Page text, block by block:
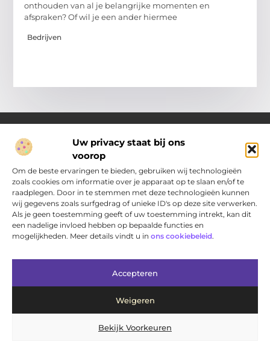
Uw privacy staat bij ons
voorop
Om de beste ervaringen te bieden, gebruiken wij technologieën
zoals cookies om informatie over je apparaat op te slaan en/of te
raadplegen. Door in te stemmen met deze technologieën kunnen
wij gegevens zoals surfgedrag of unieke ID's op deze site verwerken.
Als je geen toestemming geeft of uw toestemming intrekt, kan dit
een nadelige invloed hebben op bepaalde functies en
mogelijkheden. Meer details vindt u in ons cookiebeleid.
Accepteren
Weigeren
Bekijk Voorkeuren
onthouden van al je belangrijke momenten en
afspraken? Of wil je een ander hiermee
Bedrijven
Over Pakhuisdelft.nl
Jouw bron voor dagelijkse inspiratie en praktische ideeën
Bij PakhuisDelft.nl vind je een gevarieerd aanbod aan artikelen
en blogs die je helpen om jouw dag nét wat leuker, slimmer en
eenvoudiger te maken.
Main Links
Bericht categorie